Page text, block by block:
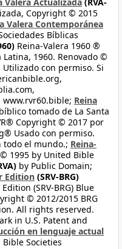
Copyright © 2015
Valera Contemporánea
Bíblicas
Reina-Valera 1960 ®
1960. Renovado ©
con permiso. Si
Reina
tomado de La Santa
Copyright © 2017 por
Usado con permiso.
todo el mundo.; Reina-
1995 by United Bible
by Public Domain;
Edition (SRV-BRG)
(SRV-BRG) Blue
© 2012/2015 BRG
All rights reserved.
in U.S. Patent and
en lenguaje actual
Societies